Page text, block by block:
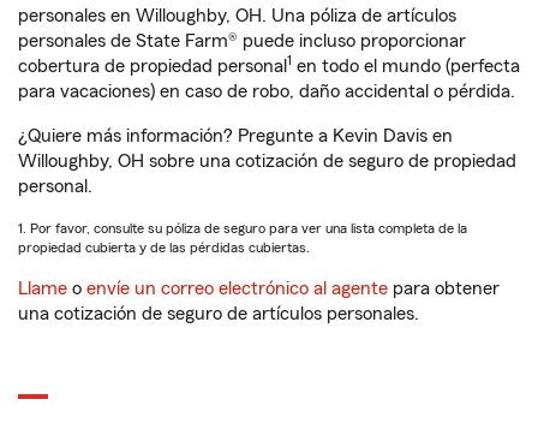
personales en Willoughby, OH. Una póliza de artículos
personales de State Farm® puede incluso proporcionar
cobertura de propiedad personal 1 en todo el mundo (perfecta
para vacaciones) en caso de robo, daño accidental o pérdida.
¿Quiere más información? Pregunte a Kevin Davis en
Willoughby, OH sobre una cotización de seguro de propiedad
personal.
1. Por favor, consulte su póliza de seguro para ver una lista completa de la
propiedad cubierta y de las pérdidas cubiertas.
Llame o envíe un correo electrónico al agente para obtener
una cotización de seguro de artículos personales.